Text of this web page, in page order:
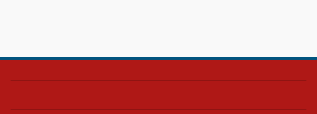
Confira como foi o culto mensal